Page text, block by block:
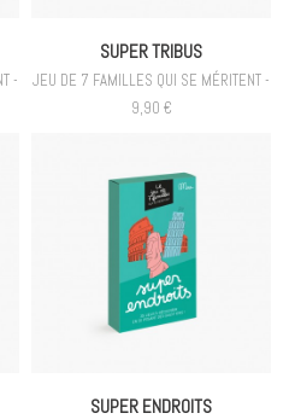
-
SUPER TRIBUS
JEU DE 7 FAMILLES QUI SE MÉRITENT -
9,90 €
SUPER ENDROITS